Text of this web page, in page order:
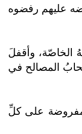
عليهم رفضوه
الخاصّة، وأقفلَ
المصالح في
مفروضة على كلِّ